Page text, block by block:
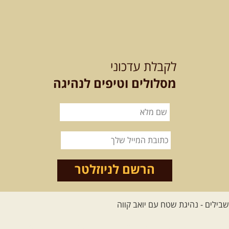
למגוון רכבי שטח
בחרנו לילה מיוחד לטיול מיוחד!
השמיים יהיו נקיים, הכוכבים ...
שישי- מעיינות
ואתגרים בצפון הרמה
מסלול חדש בצפון רמת הגולן בהובלת
מדריך תושב האזור. המסלול ...
לקבלת עדכוני
מסלולים וטיפים לנהיגה
הרשם לניוזלטר